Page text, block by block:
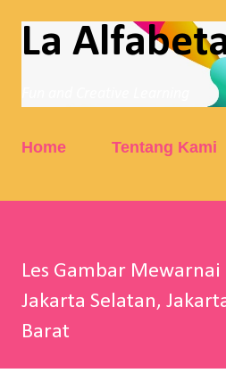
Skip to main
La
Home Tentang Kami
Les Gambar
Jakarta Selatan,
Barat